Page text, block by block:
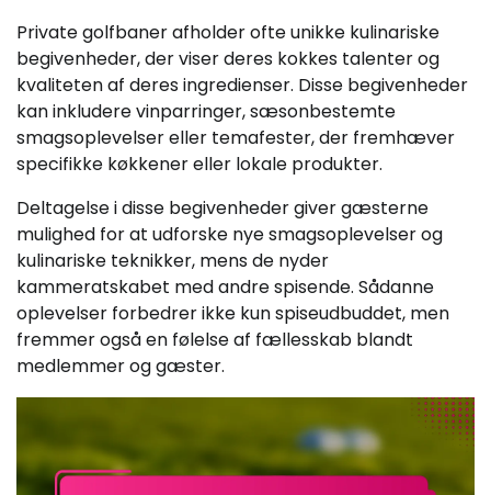
Private golfbaner afholder ofte unikke kulinariske
begivenheder, der viser deres kokkes talenter og
kvaliteten af deres ingredienser. Disse begivenheder
kan inkludere vinparringer, sæsonbestemte
smagsoplevelser eller temafester, der fremhæver
specifikke køkkener eller lokale produkter.
Deltagelse i disse begivenheder giver gæsterne
mulighed for at udforske nye smagsoplevelser og
kulinariske teknikker, mens de nyder
kammeratskabet med andre spisende. Sådanne
oplevelser forbedrer ikke kun spiseudbuddet, men
fremmer også en følelse af fællesskab blandt
medlemmer og gæster.